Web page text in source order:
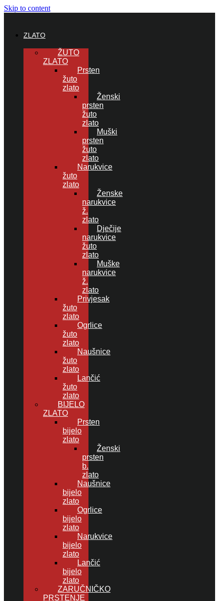
Skip to content
ZLATO
ŽUTO
ZLATO
Prsten
žuto
zlato
Ženski
prsten
žuto
zlato
Muški
prsten
žuto
zlato
Narukvice
žuto
zlato
Ženske
narukvice
ž.
zlato
Dječije
narukvice
žuto
zlato
Muške
narukvice
ž.
zlato
Privjesak
žuto
zlato
Ogrlice
žuto
zlato
Naušnice
žuto
zlato
Lančić
žuto
zlato
BIJELO
ZLATO
Prsten
bijelo
zlato
Ženski
prsten
b.
zlato
Naušnice
bijelo
zlato
Ogrlice
bijelo
zlato
Narukvice
bijelo
zlato
Lančić
bijelo
zlato
ZARUČNIČKO
PRSTENJE